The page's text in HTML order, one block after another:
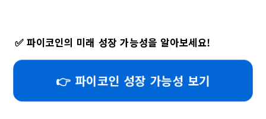
✅파이코인의 미래 성장 가능성을 알아보세요!
👉 파이코인 성장 가능성 보기